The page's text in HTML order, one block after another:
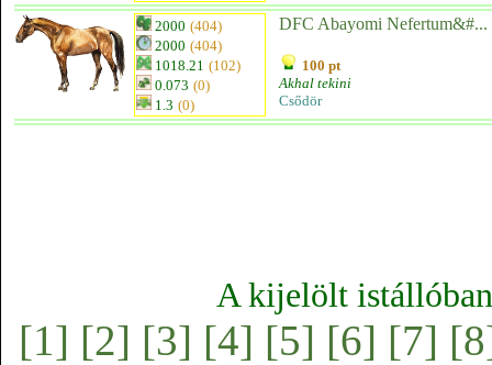
2000 (404)
2000 (404)
1018.21 (102)
0.073 (0)
1.3 (0)
DFC Abayomi Nefertum&#...
100 pt
Akhal tekini
Csődör
A kijelölt
[1] [2] [3] [4] [5] [6] [7]